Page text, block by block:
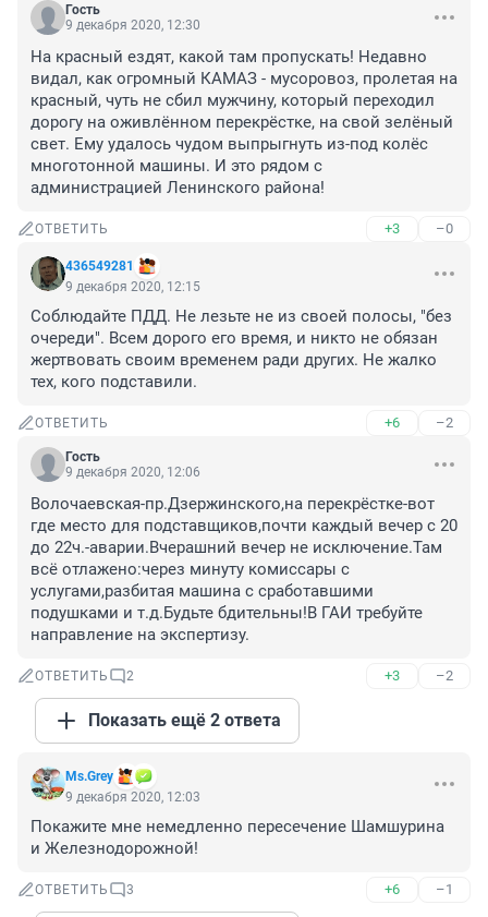
Гость
9 декабря 2020, 12:30
На красный ездят, какой там пропускать! Недавно
видал, как огромный КАМАЗ - мусоровоз, пролетая на
красный, чуть не сбил мужчину, который переходил
дорогу на оживлённом перекрёстке, на свой зелёный
свет. Ему удалось чудом выпрыгнуть из-под колёс
многотонной машины. И это рядом с
администрацией Ленинского района!
ОТВЕТИТЬ +3 –0
436549281
9 декабря 2020, 12:15
Соблюдайте ПДД. Не лезьте не из своей полосы, "без
очереди". Всем дорого его время, и никто не обязан
жертвовать своим временем ради других. Не жалко
тех, кого подставили.
ОТВЕТИТЬ +6 –2
Гость
9 декабря 2020, 12:06
Волочаевская-пр.Дзержинского,на перекрёстке-вот
где место для подставщиков,почти каждый вечер с 20
до 22ч.-аварии.Вчерашний вечер не исключение.Там
всё отлажено:через минуту комиссары с
услугами,разбитая машина с сработавшими
подушками и т.д.Будьте бдительны!В ГАИ требуйте
направление на экспертизу.
ОТВЕТИТЬ 2 +3 –2
Показать ещё 2 ответа
Ms.Grey
9 декабря 2020, 12:03
Покажите мне немедленно пересечение Шамшурина
и Железнодорожной!
ОТВЕТИТЬ 3 +6 –1